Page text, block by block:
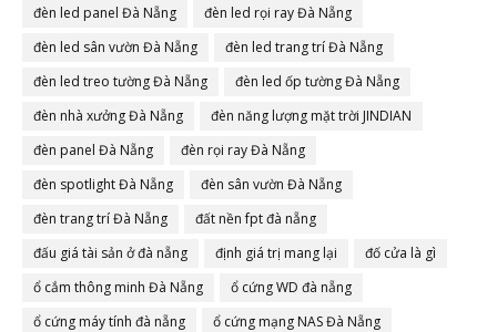
đèn led panel Đà Nẵng
đèn led rọi ray Đà Nẵng
đèn led sân vườn Đà Nẵng
đèn led trang trí Đà Nẵng
đèn led treo tường Đà Nẵng
đèn led ốp tường Đà Nẵng
đèn nhà xưởng Đà Nẵng
đèn năng lượng mặt trời JINDIAN
đèn panel Đà Nẵng
đèn rọi ray Đà Nẵng
đèn spotlight Đà Nẵng
đèn sân vườn Đà Nẵng
đèn trang trí Đà Nẵng
đất nền fpt đà nẵng
đấu giá tài sản ở đà nẵng
định giá trị mang lại
đố cửa là gì
ổ cắm thông minh Đà Nẵng
ổ cứng WD đà nẵng
ổ cứng máy tính đà nẵng
ổ cứng mạng NAS Đà Nẵng